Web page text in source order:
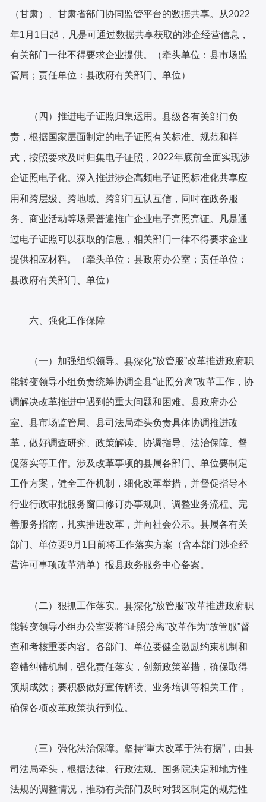
（甘肃）、甘肃省部门协同监管平台的数据共享。从2022
年1月1日起，凡是可通过数据共享获取的涉企经营信息，
有关部门一律不得要求企业提供。（牵头单位：县市场监
管局；责任单位：县政府有关部门、单位）
（四）推进电子证照归集运用。县级各有关部门负
责，根据国家层面制定的电子证照有关标准、规范和样
式，按照要求及时归集电子证照，2022年底前全面实现涉
企证照电子化。深入推进涉企高频电子证照标准化共享应
用和跨层级、跨地域、跨部门互认互信，同时在政务服
务、商业活动等场景普遍推广企业电子亮照亮证。凡是通
过电子证照可以获取的信息，相关部门一律不得要求企业
提供相应材料。（牵头单位：县政府办公室；责任单位：
县政府有关部门、单位）
六、强化工作保障
（一）加强组织领导。县深化“放管服”改革推进政府职
能转变领导小组负责统筹协调全县“证照分离”改革工作，协
调解决改革推进中遇到的重大问题和困难。县政府办公
室、县市场监管局、县司法局牵头负责具体协调推进改
革，做好调查研究、政策解读、协调指导、法治保障、督
促落实等工作。涉及改革事项的县属各部门、单位要制定
工作方案，健全工作机制，细化改革举措，并督促指导本
行业行政审批服务窗口修订办事规则、调整业务流程、完
善服务指南，扎实推进改革，并向社会公示。县属各有关
部门、单位要9月1日前将工作落实方案（含本部门涉企经
营许可事项改革清单）报县政务服务中心备案。
（二）狠抓工作落实。县深化“放管服”改革推进政府职
能转变领导小组办公室要将“证照分离”改革作为“放管服”督
查和考核重要内容。各部门、单位要健全激励约束机制和
容错纠错机制，强化责任落实，创新政策举措，确保取得
预期成效；要积极做好宣传解读、业务培训等相关工作，
确保各项改革政策执行到位。
（三）强化法治保障。 坚持“重大改革于法有据”，由县
司法局牵头，根据法律、行政法规、国务院决定和地方性
法规的调整情况，推动有关部门及时对我区制定的规范性